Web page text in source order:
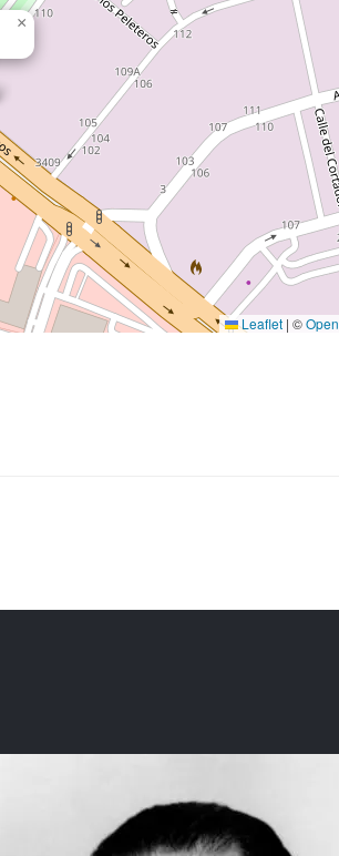
×
Leaflet | ©